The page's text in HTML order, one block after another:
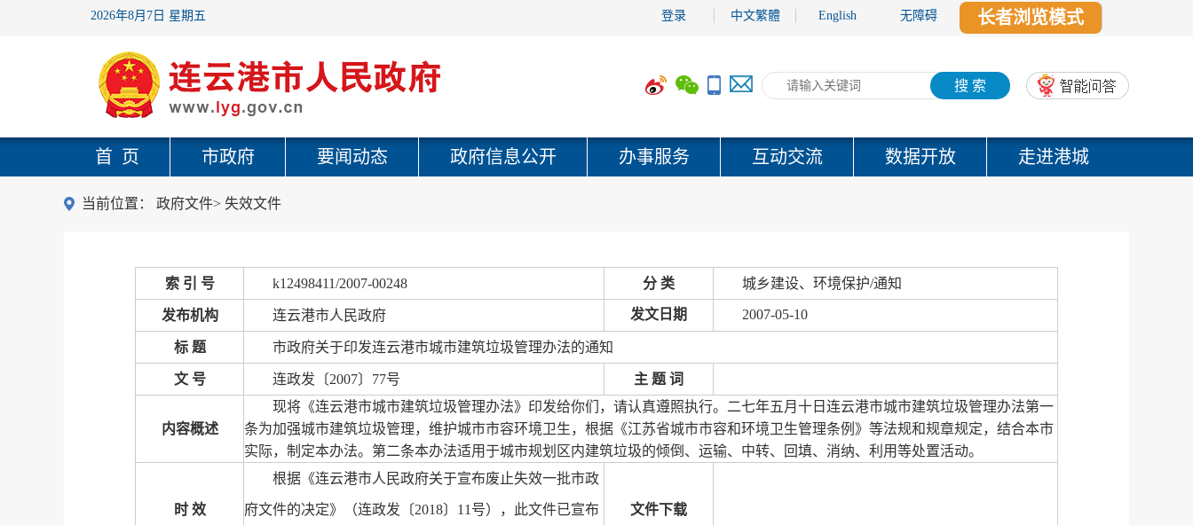
2026年8月7日 星期五 登录 中文繁體 English 无障碍 长者浏览模式
搜 索
首 页 市政府 要闻动态 政府信息公开 办事服务 互动交流 数据开放 走进港城
当前位置： 政府文件> 失效文件
索 引 号 k12498411/2007-00248 分 类 城乡建设、环境保护/通知
发布机构 连云港市人民政府 发文日期 2007-05-10
标 题 市政府关于印发连云港市城市建筑垃圾管理办法的通知
文 号 连政发〔2007〕77号 主 题 词
内容概述
现将《连云港市城市建筑垃圾管理办法》印发给你们，请认真遵照执行。二七年五月十日连云港市城市建筑垃圾管理办法第一
条为加强城市建筑垃圾管理，维护城市市容环境卫生，根据《江苏省城市市容和环境卫生管理条例》等法规和规章规定，结合本市
实际，制定本办法。第二条本办法适用于城市规划区内建筑垃圾的倾倒、运输、中转、回填、消纳、利用等处置活动。
时 效
根据《连云港市人民政府关于宣布废止失效一批市政
府文件的决定》（连政发〔2018〕11号），此文件已宣布 文件下载